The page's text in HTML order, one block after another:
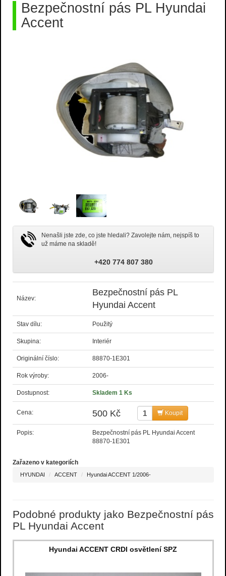
Bezpečnostní pás PL Hyundai
Accent
Nenašli jste zde, co jste hledali? Zavolejte nám, nejspíš to
už máme na skladě!
+420 774 807 380
Název:
Bezpečnostní pás PL
Hyundai Accent
Stav dílu: Použitý
Skupina: Interiér
Originální číslo: 88870-1E301
Rok výroby: 2006-
Dostupnost: Skladem 1 Ks
Cena: 500 Kč Koupit
Popis:
Bezpečnostní pás PL Hyundai Accent
88870-1E301
Zařazeno v kategoriích
HYUNDAI ACCENT Hyundai ACCENT 1/2006-
Podobné produkty jako Bezpečnostní pás
PL Hyundai Accent
Hyundai ACCENT CRDI osvětlení SPZ